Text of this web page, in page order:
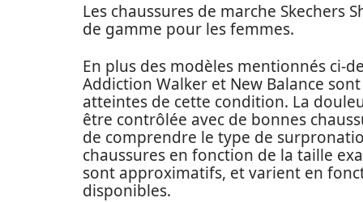
Les chaussures de marche Skechers
de gamme pour les femmes.
En plus des modèles mentionnés ci-
Addiction Walker et New Balance
atteintes de cette condition. La
être contrôlée avec de bonnes
de comprendre le type de
chaussures en fonction de la taille
sont approximatifs, et varient en
disponibles.